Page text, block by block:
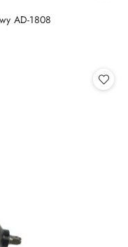
AD-1808